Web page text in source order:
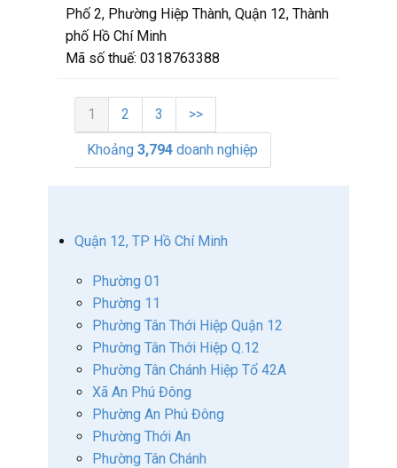
Phố 2, Phường Hiệp Thành, Quận 12, Thành
phố Hồ Chí Minh
Mã số thuế: 0318763388
1 2 3 >>
Khoảng 3,794 doanh nghiệp
Quận 12, TP Hồ Chí Minh
Phường 01
Phường 11
Phường Tân Thới Hiệp Quận 12
Phường Tân Thới Hiệp Q.12
Phường Tân Chánh Hiệp Tổ 42A
Xã An Phú Đông
Phường An Phú Đông
Phường Thới An
Phường Tân Chánh